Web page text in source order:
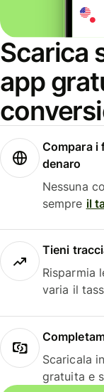
Scarica
app
Compara i
denaro
Nessuna
sempre il
Tieni
Risparmia
varia il
Scaricala
gratuita e